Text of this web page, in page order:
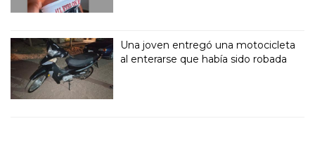
Una joven entregó una motocicleta
al enterarse que había sido robada